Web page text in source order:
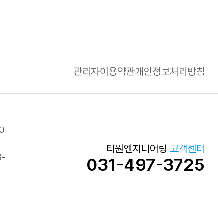
관리자이용약관개인정보처리방침
티원엔지니어링 고객센터
031-497-3725